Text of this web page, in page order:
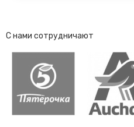
С нами сотрудничают